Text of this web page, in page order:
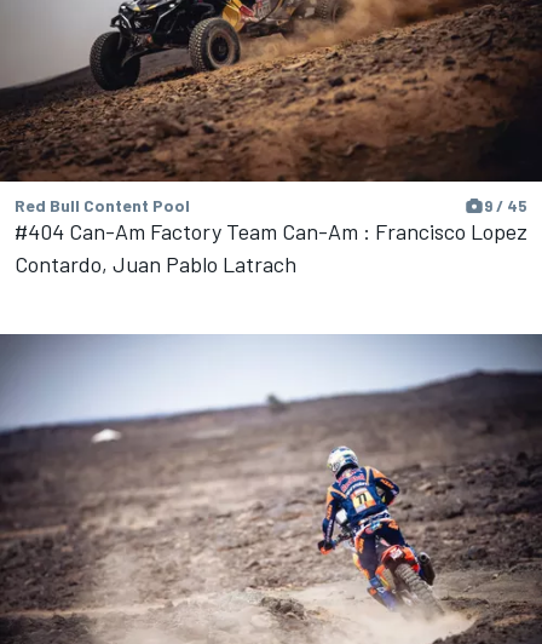
Red Bull Content Pool 9 / 45
#404 Can-Am Factory Team Can-Am : Francisco Lopez
Contardo, Juan Pablo Latrach